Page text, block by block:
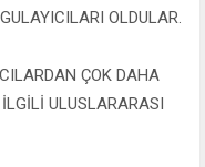
OLDULAR.
ÇOK DAHA
ULUSLARARASI